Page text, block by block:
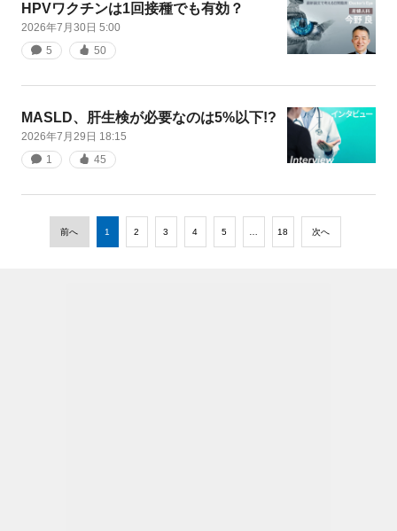
HPVワクチンは1回接種でも有効？
2026年7月30日 5:00
5
50
MASLD、肝生検が必要なのは5%以下!?
2026年7月29日 18:15
1
45
前へ 1 2 3 4 5 18 次へ